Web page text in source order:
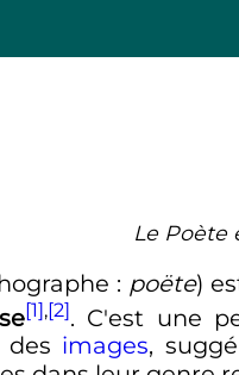
Le Poète
: poëte)
[1],[2]. C'est une
images,